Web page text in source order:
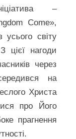
–
Come»,
усього світу
цієї нагоди
через
на
Христа
про Його
прагнення